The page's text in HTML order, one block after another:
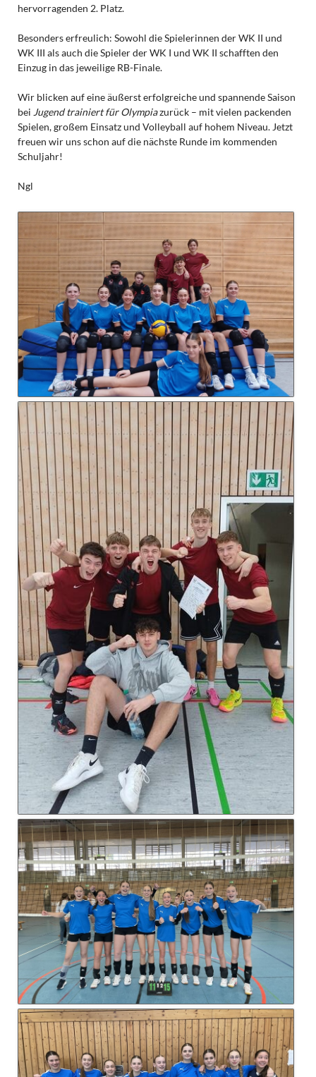
hervorragenden 2. Platz.
Besonders erfreulich: Sowohl die Spielerinnen der WK II und
WK III als auch die Spieler der WK I und WK II schafften den
Einzug in das jeweilige RB-Finale.
Wir blicken auf eine äußerst erfolgreiche und spannende Saison
bei Jugend trainiert für Olympiazurück – mit vielen packenden
Spielen, großem Einsatz und Volleyball auf hohem Niveau. Jetzt
freuen wir uns schon auf die nächste Runde im kommenden
Schuljahr!
Ngl